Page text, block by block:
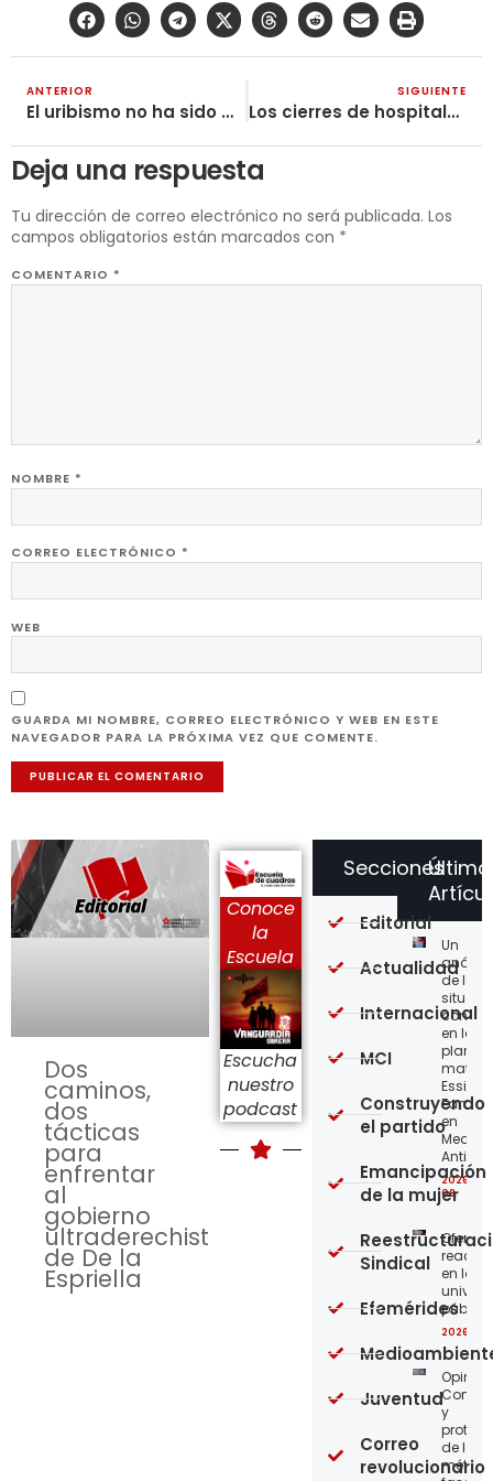
ANTERIOR
El uribismo no ha sido derrotado
SIGUIENTE
Los cierres de hospitales, una fatal consecuencia de la ley 100
Deja una respuesta
Tu dirección de correo electrónico no será publicada. Los
campos obligatorios están marcados con *
COMENTARIO *
NOMBRE *
CORREO ELECTRÓNICO *
WEB
GUARDA MI NOMBRE, CORREO ELECTRÓNICO Y WEB EN ESTE
NAVEGADOR PARA LA PRÓXIMA VEZ QUE COMENTE.
Dos
caminos,
dos
tácticas
para
enfrentar
al
gobierno
ultraderechista
de De la
Espriella
Conoce
la
Escuela
Escucha
nuestro
podcast
Un
de la
en la
planta
matriz
Essity-
Familia
en
2026-
08
en las
2026-
y
de los
Secciones
Editorial
Actualidad
Internacional
MCI
Construyendo
el partido
Emancipación
de la mujer
Sindical
Efemérides
Juventud
Correo
revolucionario